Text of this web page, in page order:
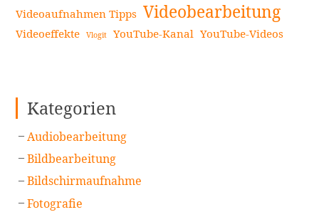
Videoaufnahmen Tipps Videobearbeitung
Videoeffekte Vlogit YouTube-Kanal YouTube-Videos
Kategorien
Audiobearbeitung
Bildbearbeitung
Bildschirmaufnahme
Fotografie